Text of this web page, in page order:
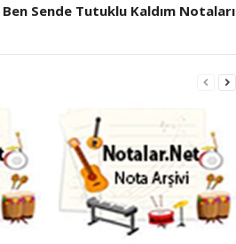
Ben Sende Tutuklu Kaldım Notaları